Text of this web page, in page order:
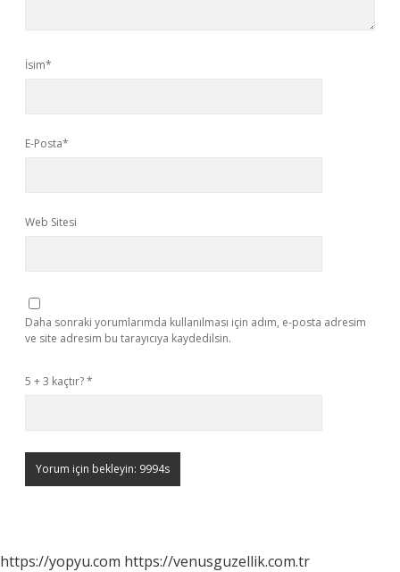
İsim*
E-Posta*
Web Sitesi
Daha sonraki yorumlarımda kullanılması için adım, e-posta adresim
ve site adresim bu tarayıcıya kaydedilsin.
5 + 3 kaçtır?*
https://yopyu.com https://venusguzellik.com.tr